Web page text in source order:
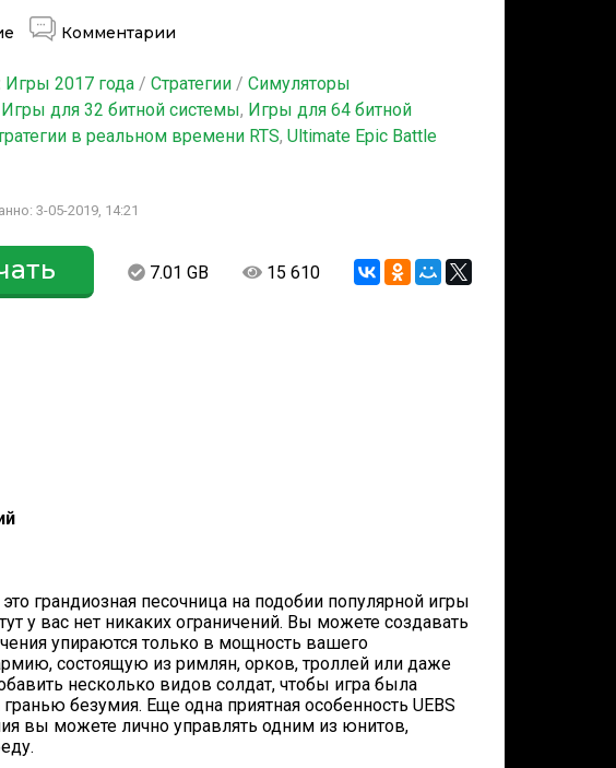
Комментарии
Игры 2017 года /Стратегии /Симуляторы
Игры для 32 битной системы, Игры для 64 битной
в реальном времени RTS,Ultimate Epic Battle
3-05-2019, 14:21
7.01 GB 15 610
грандиозная песочница на подобии популярной игры
у вас нет никаких ограничений. Вы можете создавать
упираются только в мощность вашего
состоящую из римлян, орков, троллей или даже
несколько видов солдат, чтобы игра была
безумия. Еще одна приятная особенность UEBS
вы можете лично управлять одним из юнитов,